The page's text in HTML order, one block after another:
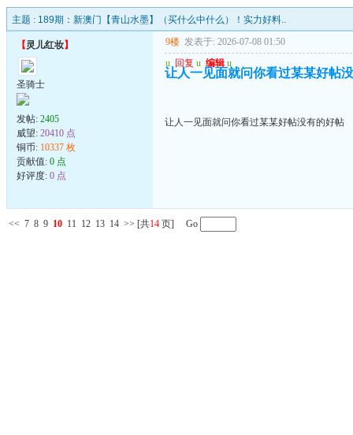
主题 : 189期：新澳门【青山水墨】（买什么中什么）！实力好料..
【灵儿红妆】
圣骑士
发帖: 2405
威望: 20410 点
铜币: 10337 枚
贡献值: 0 点
好评度: 0 点
9楼 发表于: 2026-07-08 01:50
u 回复 u 编辑 u
让人一见面就问你看过某某好帖
让人一见面就问你看过某某好帖没有的好帖
<< 7 8 9 10 11 12 13 14 >> [共14 页] Go